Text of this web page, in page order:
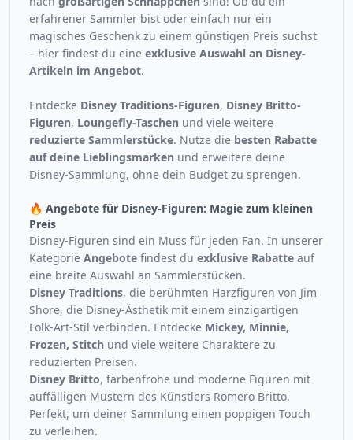
erfahrener Sammler bist oder einfach nur ein
magisches Geschenk zu einem günstigen Preis suchst
– hier findest du eine exklusive Auswahl an Disney-
Artikeln im Angebot.
Entdecke Disney Traditions-Figuren, Disney Britto-
Figuren, Loungefly-Taschen und viele weitere
reduzierte Sammlerstücke. Nutze die besten Rabatte
auf deine Lieblingsmarken und erweitere deine
Disney-Sammlung, ohne dein Budget zu sprengen.
🔥 Angebote für Disney-Figuren: Magie zum kleinen
Preis
Disney-Figuren sind ein Muss für jeden Fan. In unserer
Kategorie Angebote findest du exklusive Rabatte auf
eine breite Auswahl an Sammlerstücken.
Disney Traditions, die berühmten Harzfiguren von Jim
Shore, die Disney-Ästhetik mit einem einzigartigen
Folk-Art-Stil verbinden. Entdecke Mickey, Minnie,
Frozen, Stitch und viele weitere Charaktere zu
reduzierten Preisen.
Disney Britto, farbenfrohe und moderne Figuren mit
auffälligen Mustern des Künstlers Romero Britto.
Perfekt, um deiner Sammlung einen poppigen Touch
zu verleihen.